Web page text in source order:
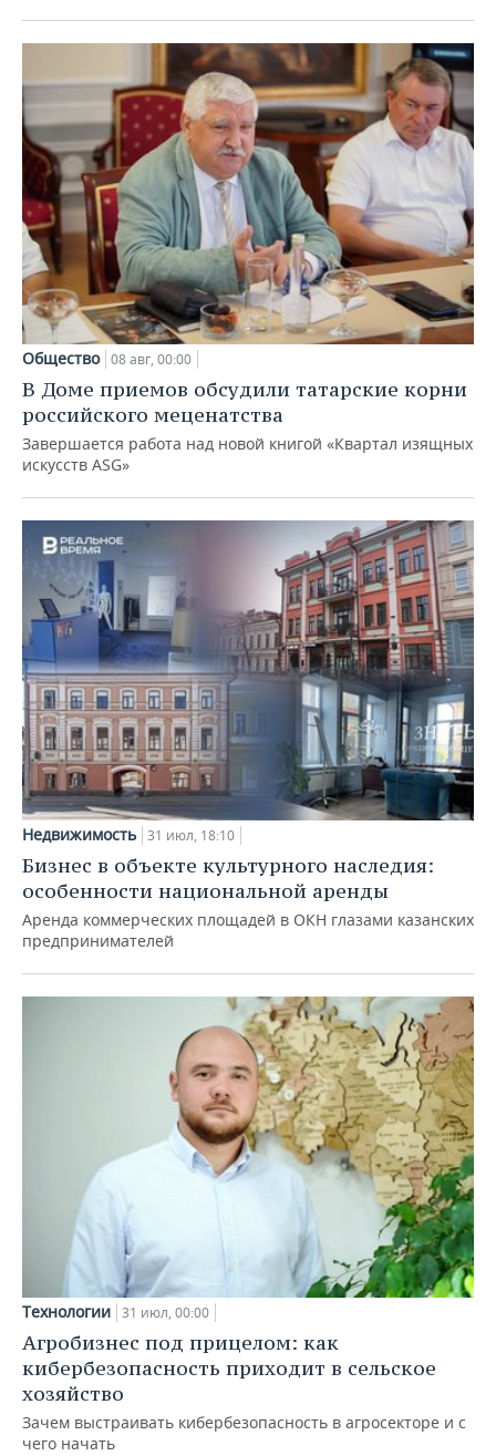
Общество 08 авг, 00:00
В Доме приемов обсудили татарские корни
российского меценатства
Завершается работа над новой книгой «Квартал изящных
искусств ASG»
Недвижимость 31 июл, 18:10
Бизнес в объекте культурного наследия:
особенности национальной аренды
Аренда коммерческих площадей в ОКН глазами казанских
предпринимателей
Технологии 31 июл, 00:00
Агробизнес под прицелом: как
кибербезопасность приходит в сельское
хозяйство
Зачем выстраивать кибербезопасность в агросекторе и с
чего начать